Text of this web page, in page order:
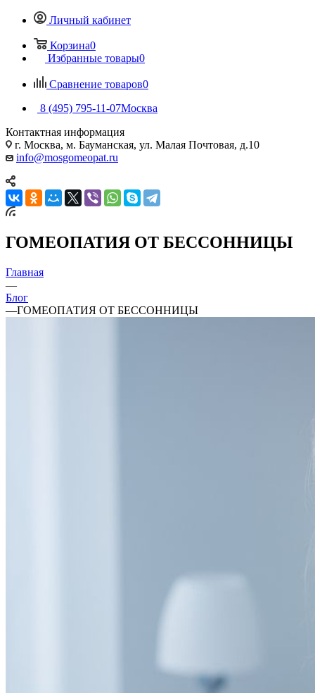
Личный кабинет
Корзина0
Избранные товары0
Сравнение товаров0
8 (495) 795-11-07Москва
Контактная информация
г. Москва, м. Бауманская, ул. Малая Почтовая, д.10
info@mosgomeopat.ru
ГОМЕОПАТИЯ ОТ БЕССОННИЦЫ
Главная
—
Блог
—ГОМЕОПАТИЯ ОТ БЕССОННИЦЫ